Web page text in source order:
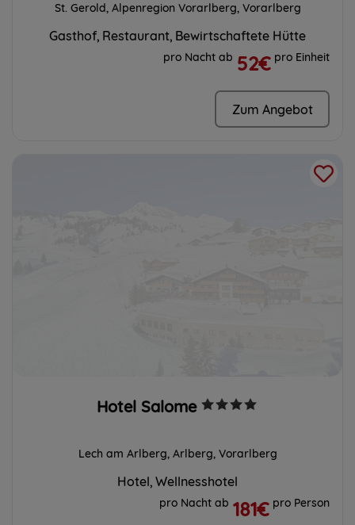
St. Gerold, Alpenregion Vorarlberg, Vorarlberg
Gasthof Restaurant Bewirtschaftete Hütte
pro Nacht ab 52€ pro Einheit
Zum Angebot
Hotel Salome
Lech am Arlberg, Arlberg, Vorarlberg
Hotel Wellnesshotel
pro Nacht ab 181€ pro Person